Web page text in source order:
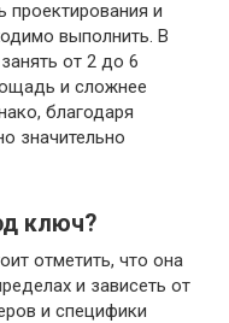
проектирования и
выполнить. В
от 2 до 6
и сложнее
благодаря
значительно
ключ?
отметить, что она
и зависеть от
и специфики